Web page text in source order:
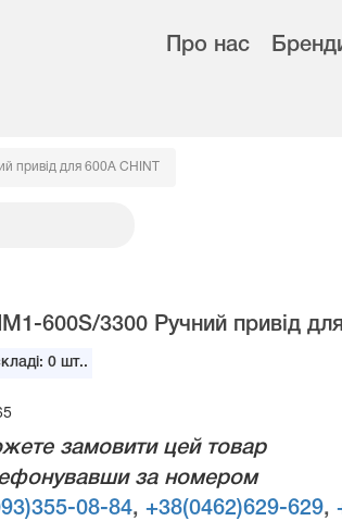
Про нас
привід для 600A CHINT
600S/3300 Ручний привід
0шт..
замовити цей товар
за номером
08-84, +38(0462)629-629,